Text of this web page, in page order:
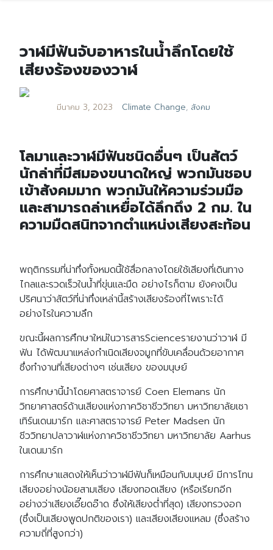
วาฬมีฟันจับอาหารในน้ำลึกโดยใช้
เสียงร้องของวาฬ
มีนาคม 3, 2023 Climate Change, สังคม
โลมาและวาฬมีฟันชนิดอื่นๆ เป็นสัตว์
นักล่าที่มีสมองขนาดใหญ่ พวกมันชอบ
เข้าสังคมมาก พวกมันให้ความร่วมมือ
และสามารถล่าเหยื่อได้ลึกถึง 2 กม. ใน
ความมืดสนิทจากตำแหน่งเสียงสะท้อน
พฤติกรรมที่น่าทึ่งทั้งหมดนี้ใช้สื่อกลางโดยใช้เสียงที่เดินทาง
ไกลและรวดเร็วในน้ำที่ขุ่นและมืด อย่างไรก็ตาม ยังคงเป็น
ปริศนาว่าสัตว์ที่น่าทึ่งเหล่านี้สร้างเสียงร้องที่ไพเราะได้
อย่างไรในความลึก
ขณะนี้ผลการศึกษาใหม่ในวารสารScienceรายงานว่าวาฬ มี
ฟัน ได้พัฒนาแหล่งกำเนิดเสียงจมูกที่ขับเคลื่อนด้วยอากาศ
ซึ่งทำงานที่เสียงต่างๆ เช่นเสียง ของมนุษย์
การศึกษานี้นำโดยศาสตราจารย์ Coen Elemans นัก
วิทยาศาสตร์ด้านเสียงแห่งภาควิชาชีววิทยา มหาวิทยาลัยเซา
เทิร์นเดนมาร์ก และศาสตราจารย์ Peter Madsen นัก
ชีววิทยาปลาวาฬแห่งภาควิชาชีววิทยา มหาวิทยาลัย Aarhus
ในเดนมาร์ก
การศึกษาแสดงให้เห็นว่าวาฬมีฟันก็เหมือนกับมนุษย์ มีการโทน
เสียงอย่างน้อยสามเสียง เสียงทอดเสียง (หรือเรียกอีก
อย่างว่าเสียงเอี๊ยดอ๊าด ซึ่งให้เสียงต่ำที่สุด) เสียงทรวงอก
(ซึ่งเป็นเสียงพูดปกติของเรา) และเสียงเสียงแหลม (ซึ่งสร้าง
ความถี่ที่สูงกว่า)